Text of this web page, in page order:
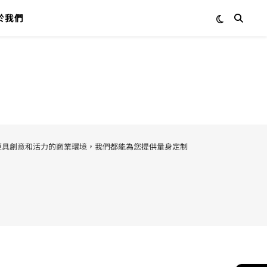
我們
創意和活力的商業環境，我們都能為您提供量身定制